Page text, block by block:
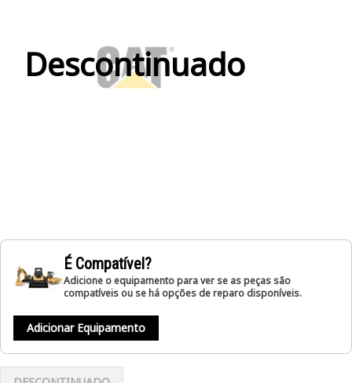
Descontinuado
É Compatível?
Adicione o equipamento para ver se as peças são
compatíveis ou se há opções de reparo disponíveis.
Adicionar Equipamento